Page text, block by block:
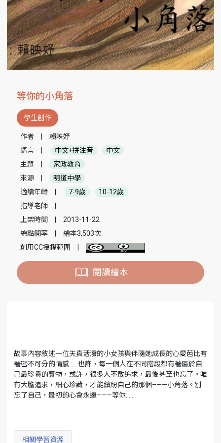
等你的小角落
學生創作
作者
賴映妤
語言
中文+拼注音
中文
主題
家政教育
來源
明道中學
適讀年齡
7-9歲
10-12歲
指導老師
上架時間
2013-11-22
總點閱率
繪本3,503次
創用CC授權範圍
閱讀繪本
故事內容敘述一位天真活潑的小女孩與伴隨她成長的心愛芭比有
著密不可分的情感……也許，每一個人在不同階段都有著屬於自
己最珍貴的寶物，或許，很多人不敢追求，最後甚至也忘了。唯
有大膽追求，細心珍藏，才能繽紛自己的那個–——小角落。別
忘了自己，最初的心會永遠–——等你……
相關學習資源